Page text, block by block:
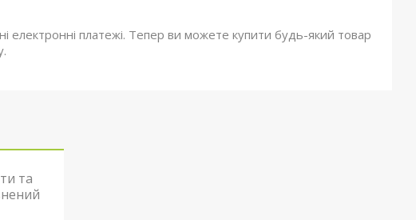
електронні платежі. Тепер ви можете купити будь-який товар
та